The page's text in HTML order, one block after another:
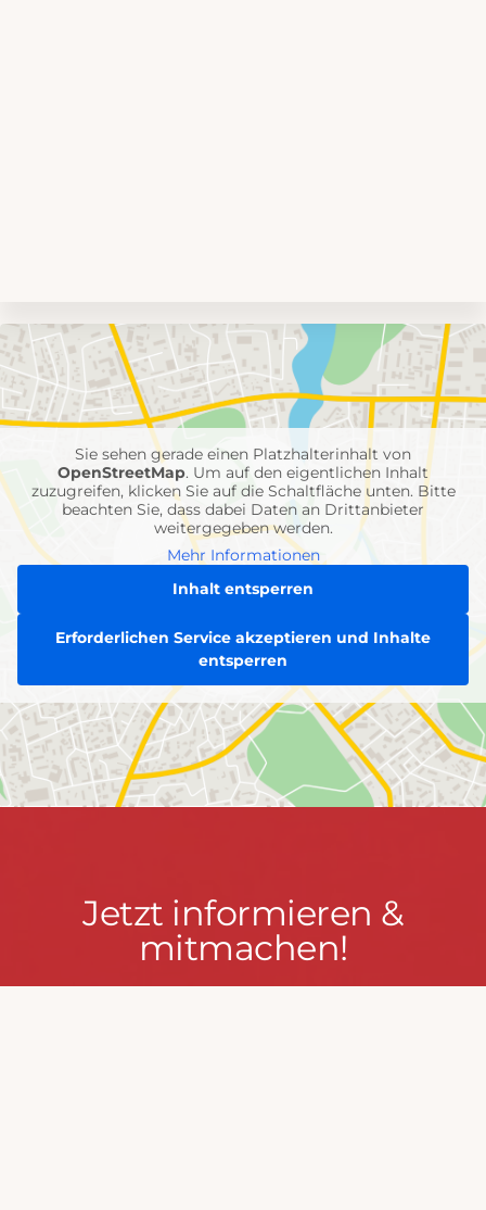
Umgebungskarte
mit
Feuerwehr-
Einheiten
Sie sehen gerade einen Platzhalterinhalt von
OpenStreetMap. Um auf den eigentlichen Inhalt
zuzugreifen, klicken Sie auf die Schaltfläche unten. Bitte
beachten Sie, dass dabei Daten an Drittanbieter
weitergegeben werden.
Mehr Informationen
Inhalt entsperren
Erforderlichen Service akzeptieren und Inhalte
entsperren
Jetzt
informieren
&
Jetzt informieren &
mitmachen!